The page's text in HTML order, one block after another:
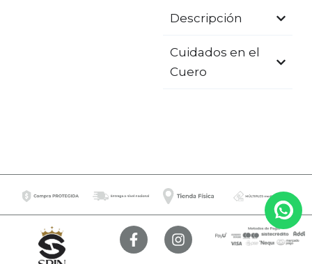
Descripción
Cuidados en el
Cuero
F
a
I
n